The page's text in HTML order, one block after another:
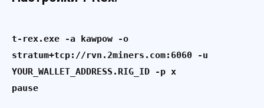
t-rex.exe -a kawpow -o
stratum+tcp://rvn.2miners.com:6060 -u
YOUR_WALLET_ADDRESS.RIG_ID -p x
pause